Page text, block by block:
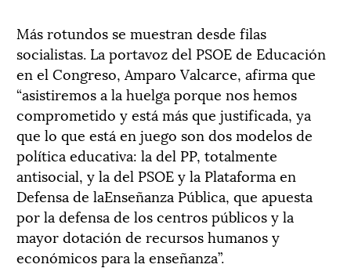
Más rotundos se muestran desde filas
socialistas. La portavoz del PSOE de Educación
en el Congreso, Amparo Valcarce, afirma que
“asistiremos a la huelga porque nos hemos
comprometido y está más que justificada, ya
que lo que está en juego son dos modelos de
política educativa: la del PP, totalmente
antisocial, y la del PSOE y la Plataforma en
Defensa de laEnseñanza Pública, que apuesta
por la defensa de los centros públicos y la
mayor dotación de recursos humanos y
económicos para la enseñanza”.